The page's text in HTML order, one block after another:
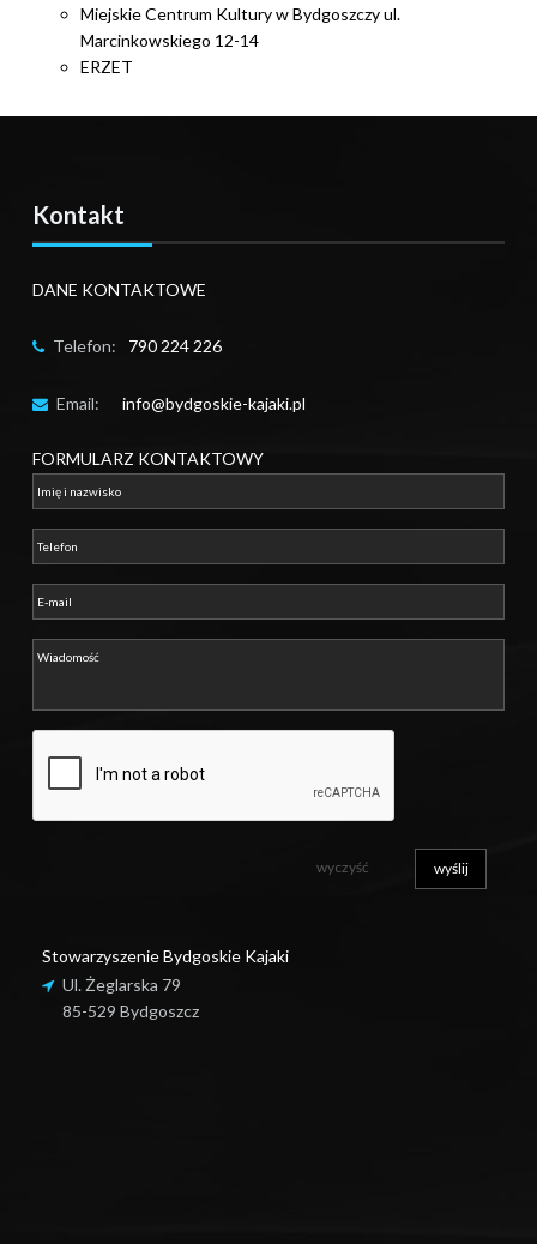
Miejskie Centrum Kultury w Bydgoszczy ul.
Marcinkowskiego 12-14
ERZET
Kontakt
DANE KONTAKTOWE
Telefon: 790 224 226
Email: info@bydgoskie-kajaki.pl
FORMULARZ KONTAKTOWY
Stowarzyszenie Bydgoskie Kajaki
Ul. Żeglarska 79
85-529 Bydgoszcz